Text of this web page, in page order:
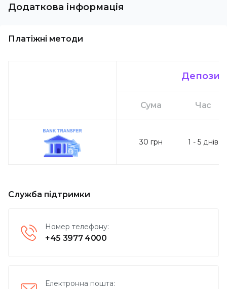
Додаткова інформація
Платіжні методи
Депозит
Сума Час
30 грн 1 - 5 днів
Служба підтримки
Номер телефону:
+45 3977 4000
Електронна пошта: